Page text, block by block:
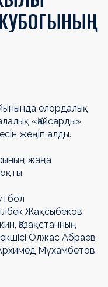
елордалық
«Қайсарды»
жеңіп алды.
жаңа
Жақсыбеков,
Қазақстанның
Олжас Абраев
Мұхамбетов